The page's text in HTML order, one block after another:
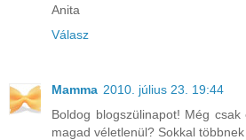
Anita
Válasz
Mamma 2010. július 23. 19:44
Boldog blogszülinapot! Még
magad véletlenül? Sokkal